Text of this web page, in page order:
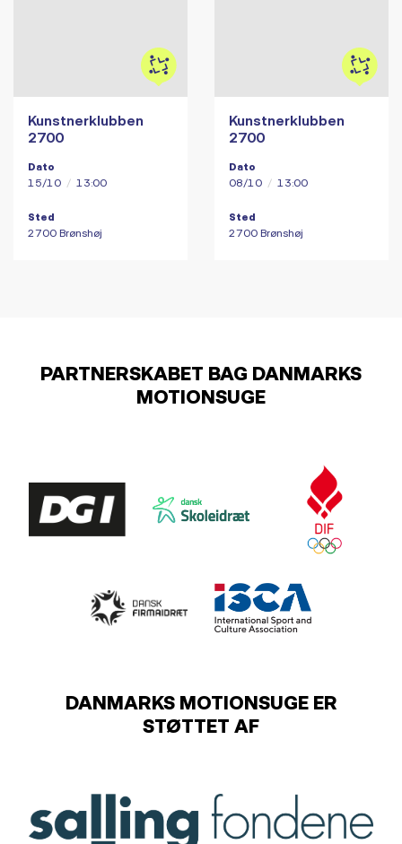
Kunstnerklubben
2700
Dato
15/10 / 13:00
Sted
2700 Brønshøj
Kunstnerklubben
2700
Dato
08/10 / 13:00
Sted
2700 Brønshøj
PARTNERSKABET BAG DANMARKS
MOTIONSUGE
DANMARKS MOTIONSUGE ER
STØTTET AF